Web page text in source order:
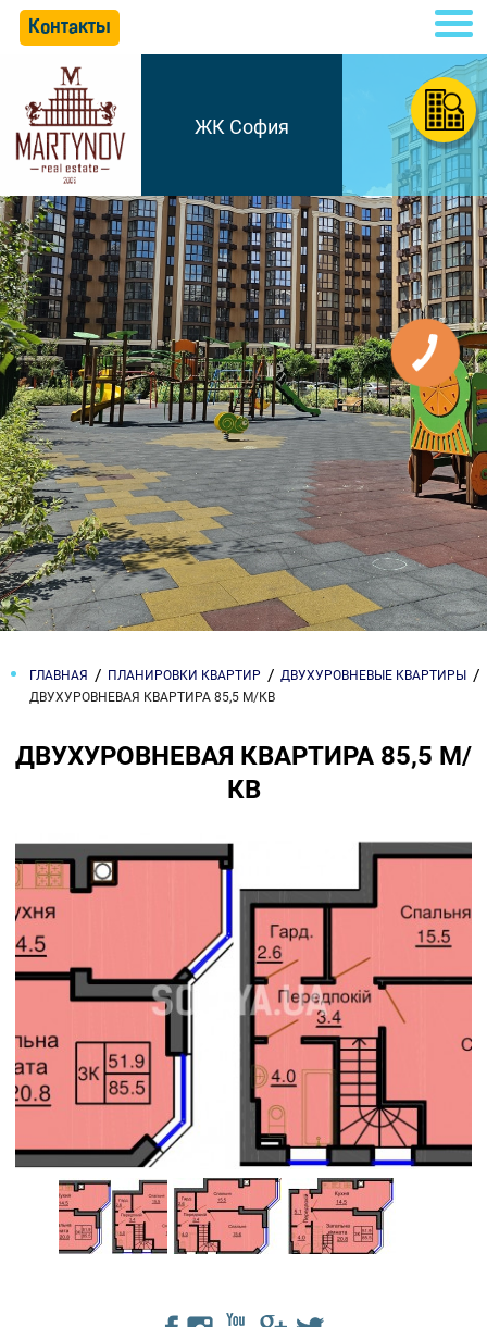
Контакты
ЖК София
ГЛАВНАЯ ПЛАНИРОВКИ КВАРТИР
ДВУХУРОВНЕВЫЕ КВАРТИРЫ
ДВУХУРОВНЕВАЯ КВАРТИРА 85,5 М/КВ
ДВУХУРОВНЕВАЯ КВАРТИРА 85,5 М/
КВ